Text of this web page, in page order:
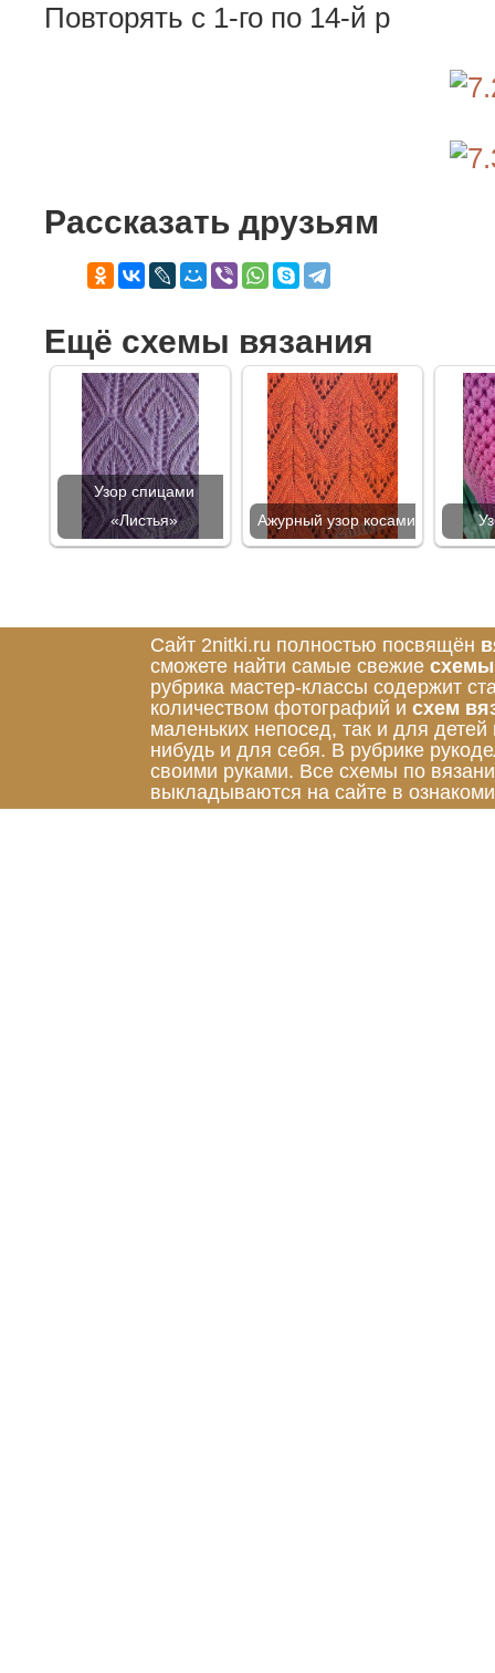
Повторять с 1-го по 14-й р
Рассказать друзьям
Ещё схемы вязания
Узор спицами
«Листья»
Ажурный узор косами
Сайт 2nitki.ru полностью посвящён
сможете найти самые свежие схемы
рубрика мастер-классы содержит
количеством фотографий и схем
маленьких непосед, так и для
нибудь и для себя. В рубрике
своими руками. Все схемы по
выкладываются на сайте в